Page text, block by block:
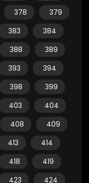
378
379
383
384
388
389
393
394
398
399
403
404
408
409
413
414
418
419
423 424